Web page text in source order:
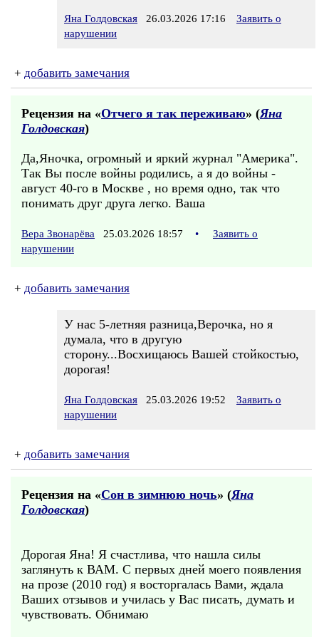
Яна Голдовская 26.03.2026 17:16
Заявить о
нарушении
+ добавить замечания
Рецензия на «Отчего я так переживаю» (Яна
Голдовская)
Да,Яночка, огромный и яркий журнал "Америка".
Так Вы после войны родились, а я до войны -
август 40-го в Москве , но время одно, так что
понимать друг друга легко. Ваша
Вера Звонарёва 25.03.2026 18:57 •
Заявить о
нарушении
+ добавить замечания
У нас 5-летняя разница,Верочка, но я
думала, что в другую
сторону...Восхищаюсь Вашей стойкостью,
дорогая!
Яна Голдовская 25.03.2026 19:52
Заявить о
нарушении
+ добавить замечания
Рецензия на «Сон в зимнюю ночь» (Яна
Голдовская)
Дорогая Яна! Я счастлива, что нашла силы
заглянуть к ВАМ. С первых дней моего появления
на прозе (2010 год) я восторгалась Вами, ждала
Ваших отзывов и училась у Вас писать, думать и
чувствовать. Обнимаю